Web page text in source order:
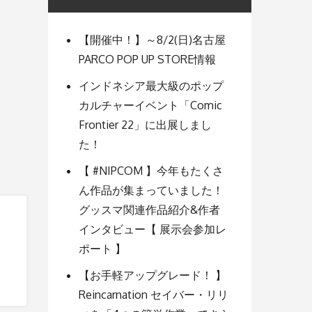
【開催中！】～8/2(日)名古屋
PARCO POP UP STORE情報
インドネシア最大級のポップ
カルチャーイベント「Comic
Frontier 22」に出展しまし
た！
【 #NIPCOM 】今年もたくさ
ん作品が集まっていました！
グッスマ関連作品紹介&作者
インタビュー【 展示会参加レ
ポート 】
【お手軽アップグレード！ 】
Reincarnation セイバー・リリ